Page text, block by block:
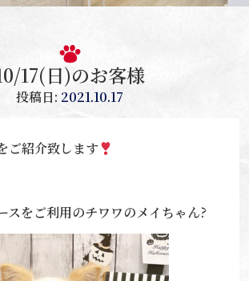
17(日)のお客様
投稿日: 2021.10.17
ご紹介致します
スをご利用のチワワのメイちゃん?